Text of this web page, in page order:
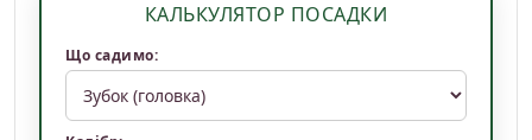
КАЛЬКУЛЯТОР ПОСАДКИ
Що садимо: